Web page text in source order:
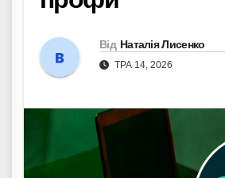
Від Наталія Лисенко
ТРА 14, 2026